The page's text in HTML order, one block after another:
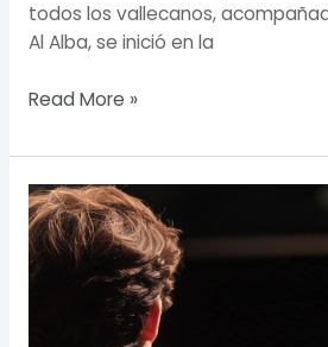
todos los vallecanos,
Al Alba, se inició en la
Read More »
El
Teatro
Municipal
de